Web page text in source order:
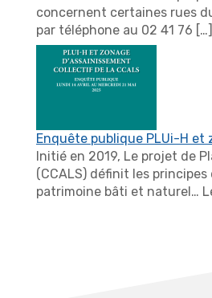
concernent certaines rues
par téléphone au 02 41 76 […]
Enquête publique PLUi-H et
Initié en 2019, Le projet de
(CCALS) définit les principes
patrimoine bâti et naturel…